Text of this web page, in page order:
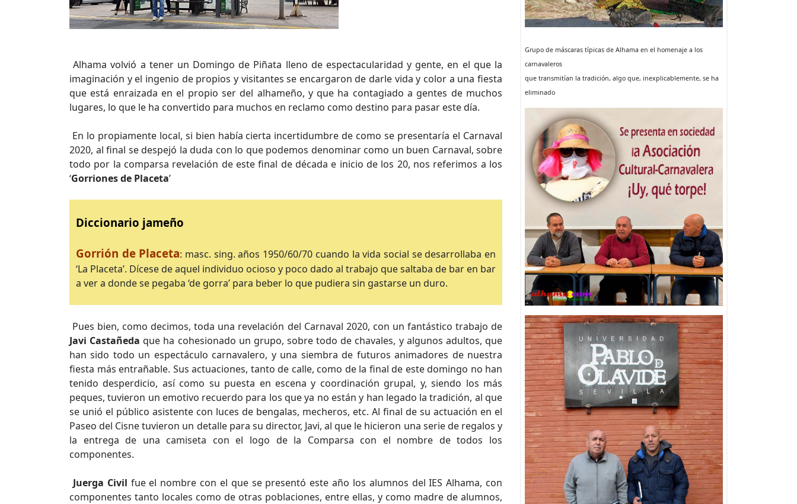
Alhama volvió a tener un Domingo de Piñata lleno de espectacularidad y gente, en el que la
imaginación y el ingenio de propios y visitantes se encargaron de darle vida y color a una fiesta
que está enraizada en el propio ser del alhameño, y que ha contagiado a gentes de muchos
lugares, lo que le ha convertido para muchos en reclamo como destino para pasar este día.
En lo propiamente local, si bien había cierta incertidumbre de como se presentaría el Carnaval
2020, al final se despejó la duda con lo que podemos denominar como un buen Carnaval, sobre
todo por la comparsa revelación de este final de década e inicio de los 20, nos referimos a los
‘Gorriones de Placeta’
Diccionario jameño
Gorrión de Placeta: masc. sing. años 1950/60/70 cuando la vida social se desarrollaba en
‘La Placeta’. Dícese de aquel individuo ocioso y poco dado al trabajo que saltaba de bar en bar
a ver a donde se pegaba ‘de gorra’ para beber lo que pudiera sin gastarse un duro.
Pues bien, como decimos, toda una revelación del Carnaval 2020, con un fantástico trabajo de
Javi Castañeda que ha cohesionado un grupo, sobre todo de chavales, y algunos adultos, que
han sido todo un espectáculo carnavalero, y una siembra de futuros animadores de nuestra
fiesta más entrañable. Sus actuaciones, tanto de calle, como de la final de este domingo no han
tenido desperdicio, así como su puesta en escena y coordinación grupal, y, siendo los más
peques, tuvieron un emotivo recuerdo para los que ya no están y han legado la tradición, al que
se unió el público asistente con luces de bengalas, mecheros, etc. Al final de su actuación en el
Paseo del Cisne tuvieron un detalle para su director, Javi, al que le hicieron una serie de regalos y
la entrega de una camiseta con el logo de la Comparsa con el nombre de todos los
componentes.
Juerga Civil fue el nombre con el que se presentó este año los alumnos del IES Alhama, con
componentes tanto locales como de otras poblaciones, entre ellas, y como madre de alumnos,
Grupo de máscaras típicas de Alhama en el homenaje a los
carnavaleros
que transmitían la tradición, algo que, inexplicablemente, se ha
eliminado